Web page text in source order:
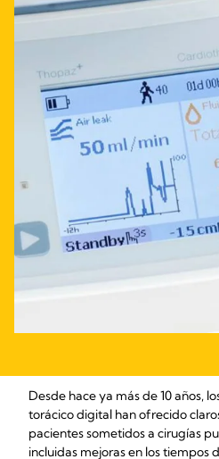
Desde hace ya más de 10 años,
torácico digital han ofrecido
pacientes sometidos a cirugías
incluidas mejoras en los tiempos